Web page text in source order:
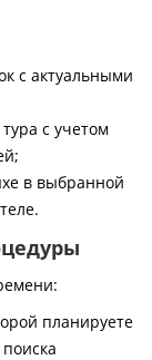
с актуальными
с учетом
в выбранной
планируете